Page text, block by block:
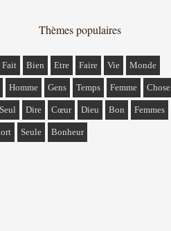
Thèmes populaires
Fait Bien Etre Faire Vie Monde
Homme Gens Temps Femme Chose
Seul Dire Cœur Dieu Bon Femmes
Seule Bonheur